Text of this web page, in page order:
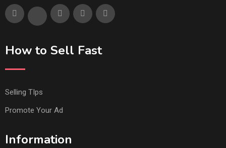
How to Sell Fast
Selling TIps
Promote Your Ad
Information